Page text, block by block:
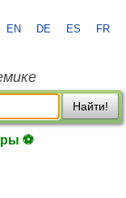
EN DE ES FR
Найти!
⚽